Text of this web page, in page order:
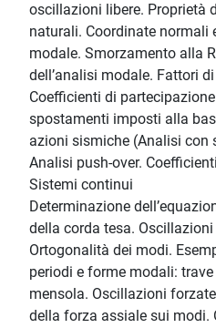
oscillazioni libere. Proprietà
naturali. Coordinate normali
modale. Smorzamento alla
dell’analisi modale. Fattori
Coefficienti di
spostamenti imposti alla
azioni sismiche (Analisi con
Analisi push-over.
Sistemi continui
Determinazione
della corda tesa.
Ortogonalità dei modi.
periodi e forme modali:
mensola. Oscillazioni
della forza assiale sui modi.